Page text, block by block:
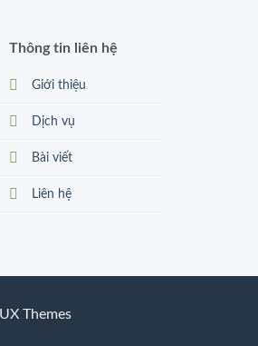
Thông tin liên hệ
Giới thiệu
Dịch vụ
Bài viết
Liên hệ
Themes